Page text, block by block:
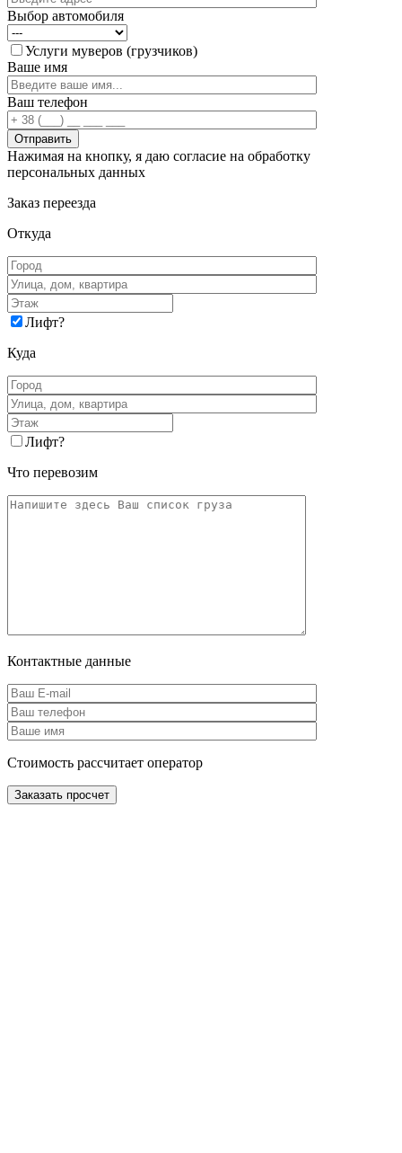
Выбор автомобиля
Услуги муверов (грузчиков)
Ваше имя
Ваш телефон
Нажимая на кнопку, я даю согласие на обработку
персональных данных
Заказ переезда
Откуда
Лифт?
Куда
Лифт?
Что перевозим
Контактные данные
Стоимость рассчитает оператор
Заказать просчет